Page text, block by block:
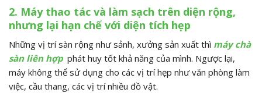
2. Máy thao tác và làm sạch trên diện rộng,
nhưng lại hạn chế với diện tích hẹp
Những vị trí sàn rộng như sảnh, xưởng sản xuất thì máy chà
sàn liên hợpphát huy tốt khả năng của mình. Ngược lại,
máy không thể sử dụng cho các vị trí hẹp như văn phòng làm
việc, cầu thang, các vị trí nhiều đồ vật.